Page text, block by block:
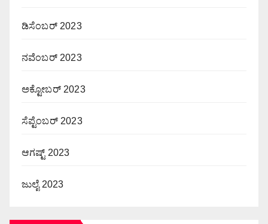
ಡಿಸೆಂಬರ್ 2023
ನವೆಂಬರ್ 2023
ಅಕ್ಟೋಬರ್ 2023
ಸೆಪ್ಟೆಂಬರ್ 2023
ಆಗಷ್ಟ್ 2023
ಜುಲೈ 2023